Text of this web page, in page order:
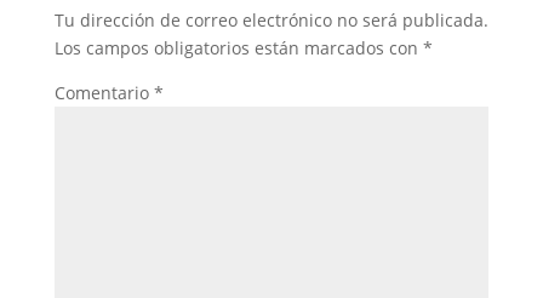
Tu dirección de correo electrónico no será publicada.
Los campos obligatorios están marcados con *
Comentario *